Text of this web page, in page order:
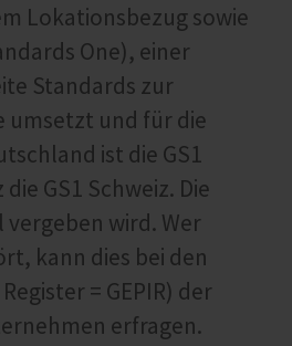
Lokationsbezug sowie
One), einer
Standards zur
umsetzt und für die
ist die GS1
GS1 Schweiz. Die
wird. Wer
kann dies bei den
= GEPIR) der
erfragen.